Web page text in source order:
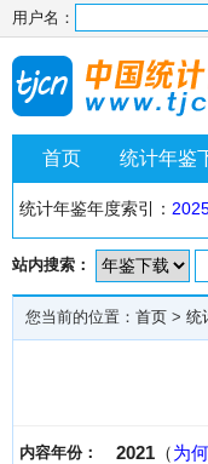
用户名：
首页 统计年鉴
统计年鉴年度索引：
站内搜索：
您当前的位置： 首页 > 统
内容年份： 2021 （为